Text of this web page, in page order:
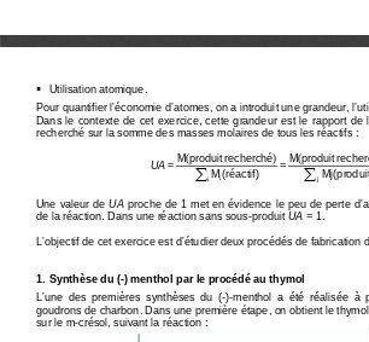

   Utilisation atomique.
Pour quantifier l’économie d’atomes, on a introduit une grandeur,
Dans  le  contexte  de  cet  exercice,  cette  grandeur  est  le  rapport  de
recherché sur la somme des masses molaires de tous les réactifs :
∑
∑ =
=
j
i i Mj(produit
produit
M
(réactif)
recherché
produit
M (
)
(
UA
Une valeur de UA proche de 1 met en évidence le peu de perte
de la réaction. Dans une réaction sans sous-produit UA = 1.
L’objectif de cet exercice est d’étudier deux procédés de fabrication
1. Synthèse du (-) menthol par le procédé au thymol
L’une  des  premières  synthèses  du  (-)-menthol  a  été réalisée  à
goudrons de charbon. Dans une première étape, on obtient le
sur le m-crésol, suivant la réaction :